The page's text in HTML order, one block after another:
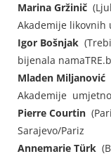
Marina Gržinič
Akademije likovnih
Igor Bošnjak
bijenala
Mladen Miljanović
Akademije
Pierre Courtin
Sarajevo/Pariz
Annemarie Türk